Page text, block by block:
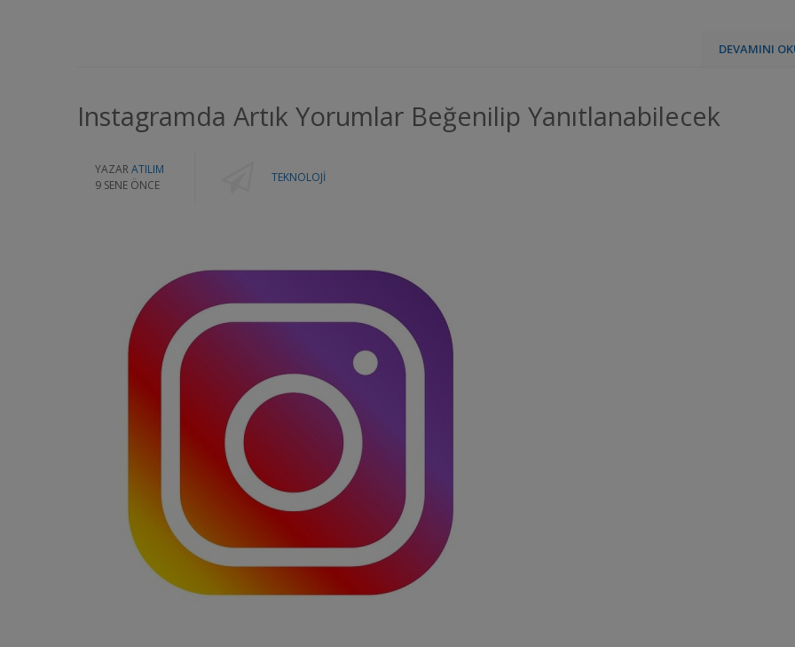
DEVAMINI
Instagramda Artık Yorumlar Beğenilip Yanıtlanabilecek
YAZAR ATILIM
9 SENE ÖNCE
TEKNOLOJI